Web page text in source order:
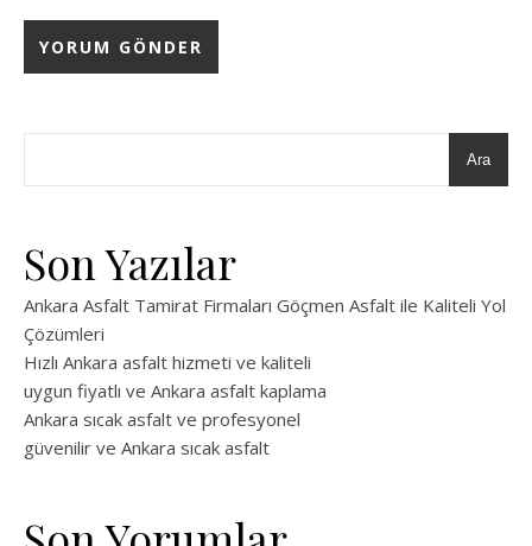
Ara
Son Yazılar
Ankara Asfalt Tamirat Firmaları Göçmen Asfalt ile Kaliteli Yol
Çözümleri
Hızlı Ankara asfalt hizmeti ve kaliteli
uygun fiyatlı ve Ankara asfalt kaplama
Ankara sıcak asfalt ve profesyonel
güvenilir ve Ankara sıcak asfalt